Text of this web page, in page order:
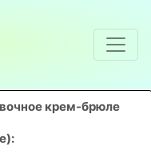
крем-брюле
: